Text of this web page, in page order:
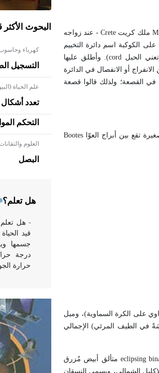
ملك كريت Crete- عند زواجه
الكوكبة اسم دائرة التخييم
الحبل cord). وأطلق عليها
أو الانفصال في الدائرة
القصعة؛ ولذلك قالوا قصعة
تقع بين أبراج العوّا Bootes
على الكرة السماوية)، وميل
في الطيف المرئي) الإجمالي
eclipsing متألق أبيض مُزرق
الشمالي، ويسمى النسقان
البحوث الأكثر
كهرباء
التسجيل
علم الحياة
تعدد أشكال
التحكم
العلوم
البصل
هل تعلم؟
- هل
- هل تعلم
جسمها
درجة
حرارة
- هل
أربعة
ويعود
الدين